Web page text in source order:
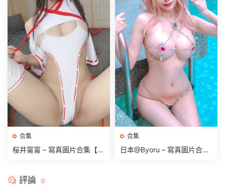
合集
桜井甯甯 – 寫真圖片合集【持
合集
日本@Byoru – 寫真圖片合集
評論 0